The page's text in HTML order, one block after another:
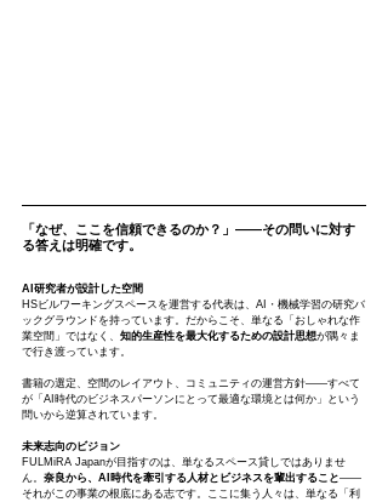
「なぜ、ここを信頼できるのか？」——その問いに対す
る答えは明確です。
AI研究者が設計した空間
HSビルワーキングスペースを運営する代表は、AI・機械学習の研究バ
ックグラウンドを持っています。だからこそ、単なる「おしゃれな作
業空間」ではなく、 知的生産性を最大化するための設計思想が隅々ま
で行き渡っています。
書籍の選定、空間のレイアウト、コミュニティの運営方針——すべて
が「AI時代のビジネスパーソンにとって最適な環境とは何か」という
問いから逆算されています。
未来志向のビジョン
FULMiRA Japanが目指すのは、単なるスペース貸しではありませ
ん。 奈良から、AI時代を牽引する人材とビジネスを輩出すること——
それがこの事業の根底にある志です。ここに集う人々は、単なる「利